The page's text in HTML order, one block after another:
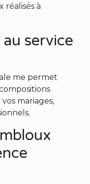
réalisés à
service
me permet
mariages,